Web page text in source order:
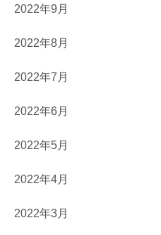
2022年9月
2022年8月
2022年7月
2022年6月
2022年5月
2022年4月
2022年3月